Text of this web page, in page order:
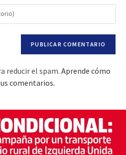
reducir el spam. Aprende cómo
comentarios.